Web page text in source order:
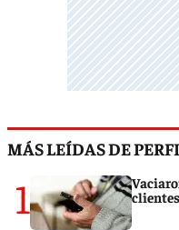
MÁS LEÍDAS DE
1